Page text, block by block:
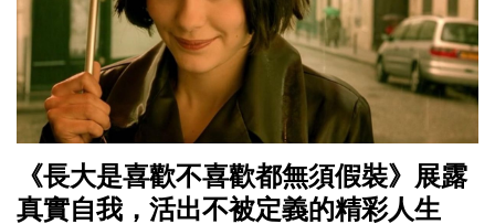
《長大是喜歡不喜歡都無須假裝》展露
真實自我，活出不被定義的精彩人生